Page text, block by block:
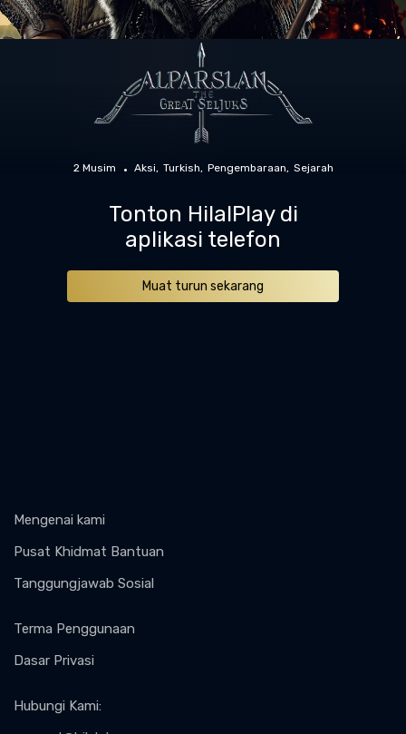
2 Musim Aksi Turkish Pengembaraan Sejarah
Tonton HilalPlay di
aplikasi telefon
Muat turun sekarang
Mengenai kami
Pusat Khidmat Bantuan
Tanggungjawab Sosial
Terma Penggunaan
Dasar Privasi
Hubungi Kami: